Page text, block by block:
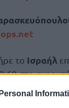
net
το Ισραήλ
69 στο